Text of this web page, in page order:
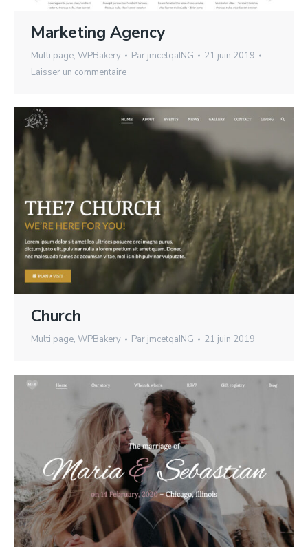
Marketing Agency
Multi page, WPBakery Par jmcetqaING
21 juin 2019
Laisser un commentaire
Church
Multi page, WPBakery Par jmcetqaING 21 juin 2019